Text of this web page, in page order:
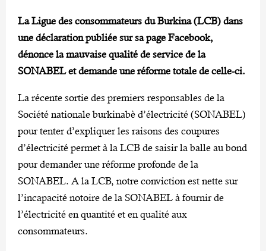
La Ligue des consommateurs du Burkina (LCB) dans
une déclaration publiée sur sa page Facebook,
dénonce la mauvaise qualité de service de la
SONABEL et demande une réforme totale de celle-ci.
La récente sortie des premiers responsables de la
Société nationale burkinabè d’électricité (SONABEL)
pour tenter d’expliquer les raisons des coupures
d’électricité permet à la LCB de saisir la balle au bond
pour demander une réforme profonde de la
SONABEL. A la LCB, notre conviction est nette sur
l’incapacité notoire de la SONABEL à fournir de
l’électricité en quantité et en qualité aux
consommateurs.